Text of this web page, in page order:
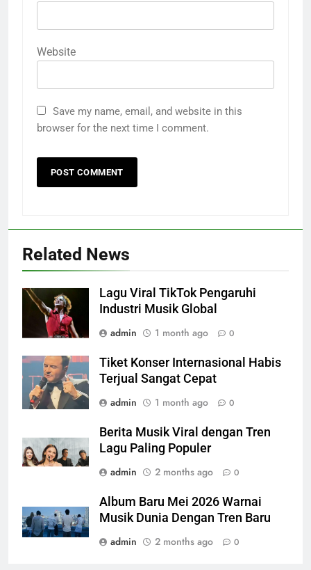
Website
Save my name, email, and website in this
browser for the next time I comment.
Related News
Lagu Viral TikTok Pengaruhi
Industri Musik Global
admin
1 month ago 0
Tiket Konser Internasional Habis
Terjual Sangat Cepat
admin
1 month ago 0
Berita Musik Viral dengan Tren
Lagu Paling Populer
admin
2 months ago 0
Album Baru Mei 2026 Warnai
Musik Dunia Dengan Tren Baru
admin
2 months ago 0